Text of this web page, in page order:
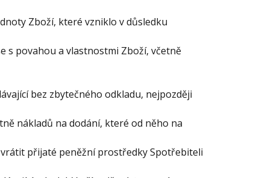
Zboží, které vzniklo v důsledku
s povahou a vlastnostmi Zboží, včetně
bez zbytečného odkladu, nejpozději
nákladů na dodání, které od něho na
přijaté peněžní prostředky Spotřebiteli